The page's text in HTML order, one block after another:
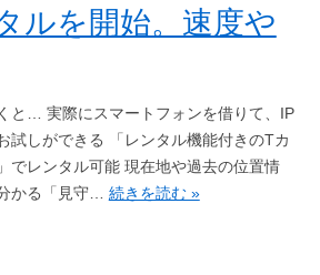
ルを開始。速度や
と… 実際にスマートフォンを借りて、IP
試しができる 「レンタル機能付きのTカ
でレンタル可能 現在地や過去の位置情
かる「見守… 続きを読む »